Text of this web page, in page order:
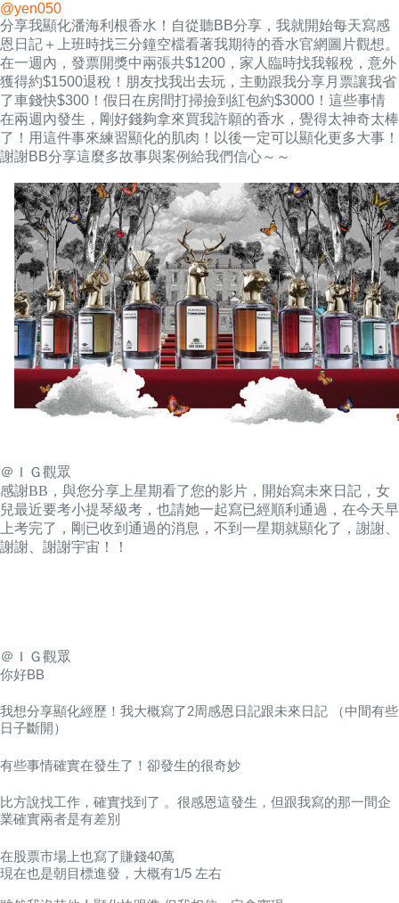
@yen050
分享我顯化潘海利根香水！自從聽BB分享，我就開始每天寫感
恩日記＋上班時找三分鐘空檔看著我期待的香水官網圖片觀想。
在一週內，發票開獎中兩張共$1200，家人臨時找我報稅，意外
獲得約$1500退稅！朋友找我出去玩，主動跟我分享月票讓我省
了車錢快$300！假日在房間打掃撿到紅包約$3000！這些事情
在兩週內發生，剛好錢夠拿來買我許願的香水，覺得太神奇太棒
了！用這件事來練習顯化的肌肉！以後一定可以顯化更多大事！
謝謝BB分享這麼多故事與案例給我們信心～～
＠ＩＧ觀眾
感謝BB，與您分享上星期看了您的影片，開始寫未來日記，女
兒最近要考小提琴級考，也請她一起寫已經順利通過，在今天早
上考完了，剛已收到通過的消息，不到一星期就顯化了，謝謝、
謝謝、謝謝宇宙！！
＠ＩＧ觀眾
你好BB
我想分享顯化經歷！我大概寫了2周感恩日記跟未來日記 （中間有些
日子斷開）
有些事情確實在發生了！卻發生的很奇妙
比方說找工作，確實找到了 。很感恩這發生，但跟我寫的那一間企
業確實兩者是有差別
在股票市場上也寫了賺錢40萬
現在也是朝目標進發，大概有1/5 左右